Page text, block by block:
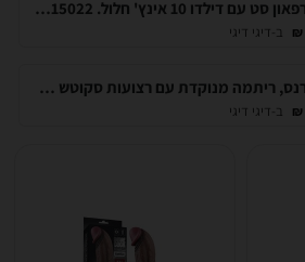
יוניסקס סטרפאון סט עם דילדו 10 אינץ' חלול. LV415022
ב-דיגי דיגי
סטרפאון, הרנס, ריתמה מנוקדת עם רצועות סקוטש נוחות. (ללא דילדו). Lovetoy-715002
ב-דיגי דיגי